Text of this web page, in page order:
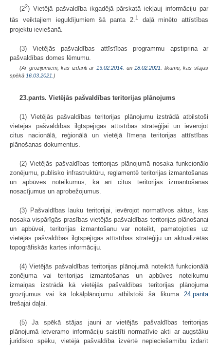
(22) Vietējā pašvaldība ikgadējā pārskatā iekļauj informāciju par
tās veiktajiem ieguldījumiem šā panta 2.1 daļā minēto attīstības
projektu ieviešanā.
(3) Vietējās pašvaldības attīstības programmu apstiprina ar
pašvaldības domes lēmumu.
(Ar grozījumiem, kas izdarīti ar 13.02.2014. un 18.02.2021
. likumu, kas stājas
spēkā 16.03.2021. )
23.pants. Vietējās pašvaldības teritorijas plānojums
(1) Vietējās pašvaldības teritorijas plānojumu izstrādā atbilstoši
vietējās pašvaldības ilgtspējīgas attīstības stratēģijai un ievērojot
citus nacionālā, reģionālā un vietējā līmeņa teritorijas attīstības
plānošanas dokumentus.
(2) Vietējās pašvaldības teritorijas plānojumā nosaka funkcionālo
zonējumu, publisko infrastruktūru, reglamentē teritorijas izmantošanas
un apbūves noteikumus, kā arī citus teritorijas izmantošanas
nosacījumus un aprobežojumus.
(3) Pašvaldības lauku teritorijai, ievērojot normatīvos aktus, kas
nosaka vispārīgās prasības vietējās pašvaldības teritorijas plānošanai
un apbūvei, teritorijas izmantošanu var noteikt, pamatojoties uz
vietējās pašvaldības ilgtspējīgas attīstības stratēģiju un aktualizētās
topogrāfiskās kartes informāciju.
(4) Vietējās pašvaldības teritorijas plānojumā noteiktā funkcionālā
zonējuma vai teritorijas izmantošanas un apbūves noteikumu
izmaiņas izstrādā kā vietējās pašvaldības teritorijas plānojuma
grozījumus vai kā lokālplānojumu atbilstoši šā likuma 24.panta
trešajai daļai.
(5) Ja spēkā stājas jauni ar vietējās pašvaldības teritorijas
plānojumā ietveramo informāciju saistīti normatīvie akti ar augstāku
juridisko spēku, vietējā pašvaldība izvērtē nepieciešamību izdarīt